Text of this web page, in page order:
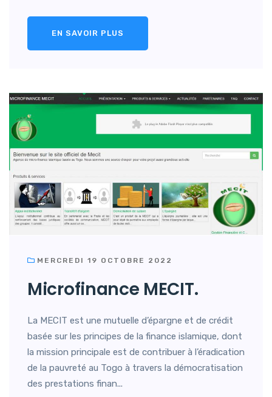
EN SAVOIR PLUS
MERCREDI 19 OCTOBRE 2022
Microfinance MECIT.
La MECIT est une mutuelle d’épargne et de crédit
basée sur les principes de la finance islamique, dont
la mission principale est de contribuer à l’éradication
de la pauvreté au Togo à travers la démocratisation
des prestations finan...